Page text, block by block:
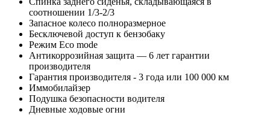
соотношении 1/3-2/3
Запасное колесо полноразмерное
Бесключевой доступ к бензобаку
Режим Eco mode
Антикоррозийная защита — 6 лет гарантии
производителя
Гарантия производителя - 3 года или 100 000 км
Иммобилайзер
Подушка безопасности водителя
Дневные ходовые огни